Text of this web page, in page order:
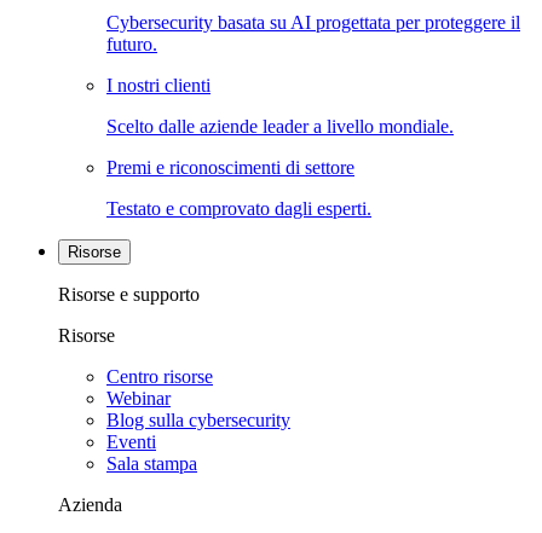
Cybersecurity basata su AI progettata per proteggere il
futuro.
I nostri clienti
Scelto dalle aziende leader a livello mondiale.
Premi e riconoscimenti di settore
Testato e comprovato dagli esperti.
Risorse
Risorse e supporto
Risorse
Centro risorse
Webinar
Blog sulla cybersecurity
Eventi
Sala stampa
Azienda